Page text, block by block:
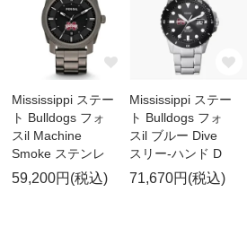
Mississippi ステー
ト Bulldogs フォ
スil Machine
Smoke ステンレ
59,200円(税込)
Mississippi ステー
ト Bulldogs フォ
スil ブルー Dive
スリー-ハンド D
71,670円(税込)